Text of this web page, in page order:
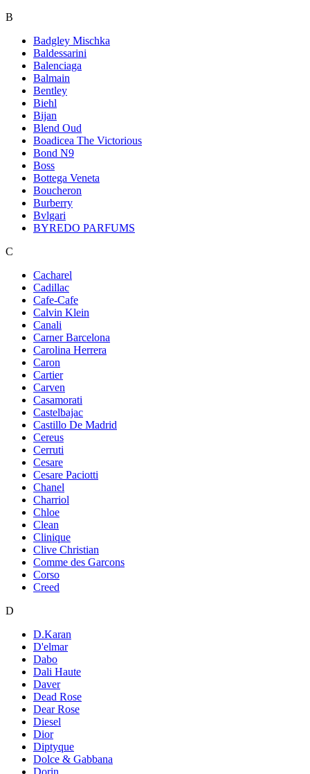
B
Badgley Mischka
Baldessarini
Balenciaga
Balmain
Bentley
Biehl
Bijan
Blend Oud
Boadicea The Victorious
Bond N9
Boss
Bottega Veneta
Boucheron
Burberry
Bvlgari
BYREDO PARFUMS
C
Cacharel
Cadillac
Cafe-Cafe
Calvin Klein
Canali
Carner Barcelona
Carolina Herrera
Caron
Cartier
Carven
Casamorati
Castelbajac
Castillo De Madrid
Cereus
Cerruti
Cesare
Cesare Paciotti
Chanel
Charriol
Chloe
Clean
Clinique
Clive Christian
Comme des Garcons
Corso
Creed
D
D.Karan
D'elmar
Dabo
Dali Haute
Daver
Dead Rose
Dear Rose
Diesel
Dior
Diptyque
Dolce & Gabbana
Dorin